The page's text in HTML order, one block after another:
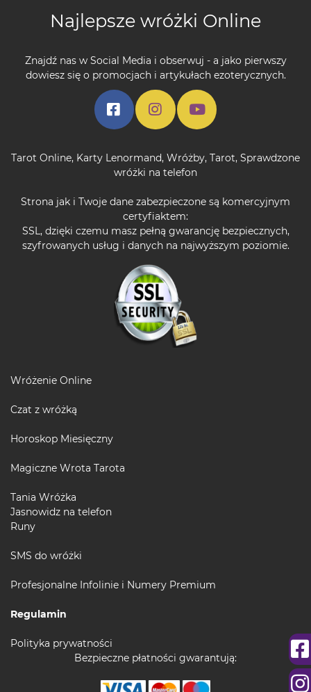
Najlepsze wróżki Online
Znajdź nas w Social Media i obserwuj - a jako pierwszy
dowiesz się o promocjach i artykułach ezoterycznych.
Tarot Online, Karty Lenormand, Wróżby, Tarot, Sprawdzone
wróżki na telefon
Strona jak i Twoje dane zabezpieczone są komercyjnym
certyfiaktem:
SSL, dzięki czemu masz pełną gwarancję bezpiecznych,
szyfrowanych usług i danych na najwyższym poziomie.
Wróżenie Online
Czat z wróżką
Horoskop Miesięczny
Magiczne Wrota Tarota
Tania Wróżka
Jasnowidz na telefon
Runy
SMS do wróżki
Profesjonalne Infolinie i Numery Premium
Regulamin
Polityka prywatności
Bezpieczne płatności gwarantują: